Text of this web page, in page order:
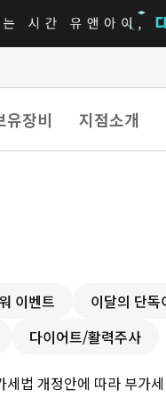
유장비 지점소개
이벤트 이달의 단독
다이어트/활력주사
법 개정안에 따라 부가